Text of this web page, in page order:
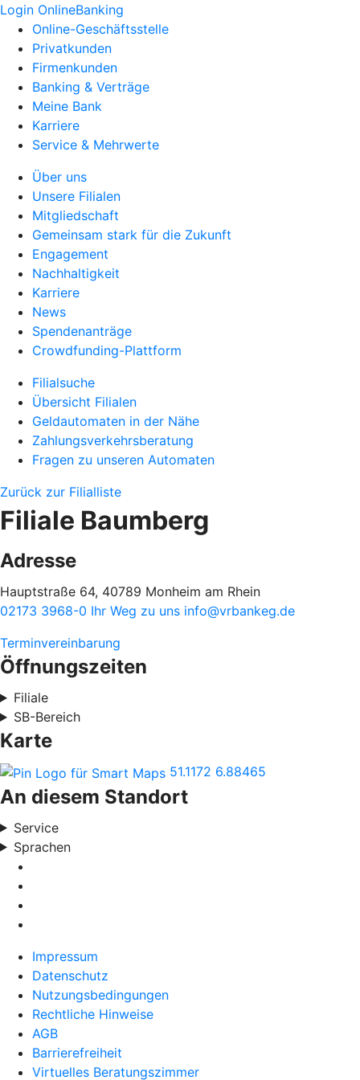
Login OnlineBanking
Online-Geschäftsstelle
Privatkunden
Firmenkunden
Banking & Verträge
Meine Bank
Karriere
Service & Mehrwerte
Über uns
Unsere Filialen
Mitgliedschaft
Gemeinsam stark für die Zukunft
Engagement
Nachhaltigkeit
Karriere
News
Spendenanträge
Crowdfunding-Plattform
Filialsuche
Übersicht Filialen
Geldautomaten in der Nähe
Zahlungsverkehrsberatung
Fragen zu unseren Automaten
Zurück zur Filialliste
Filiale Baumberg
Adresse
Hauptstraße 64, 40789 Monheim am Rhein
02173 3968-0 Ihr Weg zu uns info@vrbankeg.de
Terminvereinbarung
Öffnungszeiten
Filiale
SB-Bereich
Karte
51.1172 6.88465
An diesem Standort
Service
Sprachen
Impressum
Datenschutz
Nutzungsbedingungen
Rechtliche Hinweise
AGB
Barrierefreiheit
Virtuelles Beratungszimmer